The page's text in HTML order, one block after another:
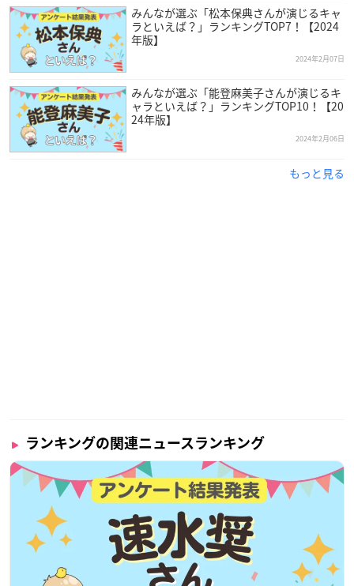
みんなが選ぶ「松本保典さんが演じるキャ
ラといえば？」ランキングTOP7！【2024
年版】
2024年2月07日
みんなが選ぶ「能登麻美子さんが演じるキ
ャラといえば？」ランキングTOP10！【20
24年版】
2024年2月06日
もっと見る
ランキングの関連ニュースランキング